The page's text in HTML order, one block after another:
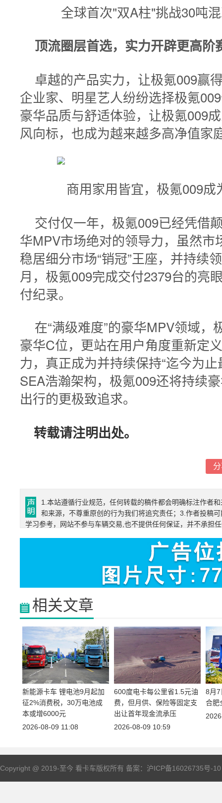
全球首次"双A柱"挑战30吨
顶流圈层首选，实力开辟更高阶
卓越的产品实力，让极氪009赢
企业家、明星艺人纷纷选择极氪
豪华品质与舒适体验，让极氪009
风向标，也成为越来越多高净值家
商用家用皆宜，极氪009
交付仅一年，极氪009已经凭借
华MPV市场绝对的领导力，虽然
稳居细分市场“销冠”王座，并持续
月，极氪009完成交付2379台的亮
付纪录。
在“满级难度”的豪华MPV领域
豪华C位，更站在用户角度重新定
力，真正成为并持续保持“迄今为
SEA浩瀚架构，极氪009还将持续
出行的更极致追求。
转载请注明出处。
1.本站遵循行业规范，任何转载的稿件都会明确标注作者
和来源，不尊重原创的行为我们将追究责任；3.作者投稿
学习参考，网站不参与车辆交易,也不提供任何保证，并不承担
相关文章
新能源卡车 锂电池9月起加
征2%消费税，30万电池成
本或增6000元
2026-08-09 11:08
600度电卡每公里省1.5元油
费，但月供、保险等固定支
出让首年现金流承压
2026-08-09 10:59
8月7
合肥
Copyright @ 2019-至今 看卡车版权所有 备案： 沪ICP备16026735号-10